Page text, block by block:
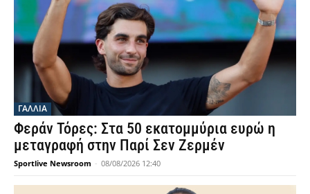
ΓΑΛΛΙΑ
Φεράν Τόρες: Στα 50 εκατομμύρια ευρώ η
μεταγραφή στην Παρί Σεν Ζερμέν
Sportlive Newsroom - 08/08/2026 12:40